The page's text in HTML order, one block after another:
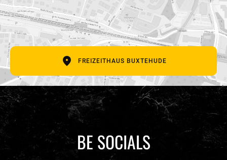
Betreff
FREIZEITHAUS BUXTEHUDE
BE SOCIALS